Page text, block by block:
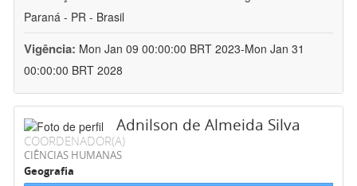
Paraná - PR - Brasil
Vigência: Mon Jan 09 00:00:00 BRT 2023-Mon Jan 31
00:00:00 BRT 2028
Adnilson de Almeida Silva
COORDENADOR(A)
CIÊNCIAS HUMANAS
Geografia